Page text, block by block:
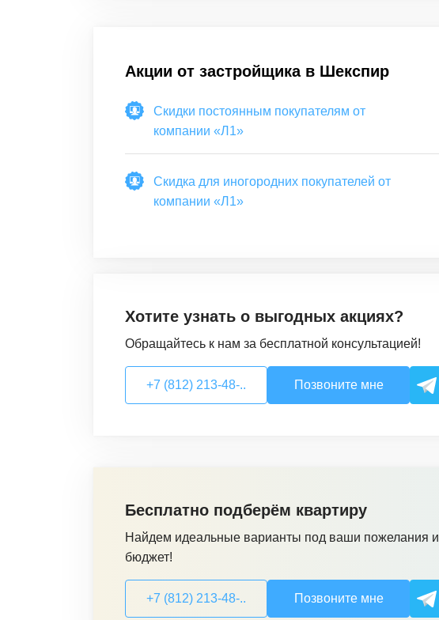
Акции от застройщика в Шекспир
Скидки постоянным покупателям от
компании «Л1»
Скидка для иногородних покупателей от
компании «Л1»
Хотите узнать о выгодных акциях?
Обращайтесь к нам за бесплатной консультацией!
+7 (812) 213-48-.. Позвоните мне
Бесплатно подберём квартиру
Найдем идеальные варианты под ваши пожелания и
бюджет!
+7 (812) 213-48-.. Позвоните мне